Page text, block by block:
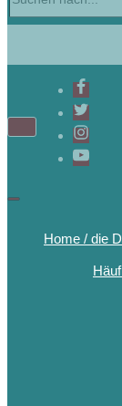
Home / die